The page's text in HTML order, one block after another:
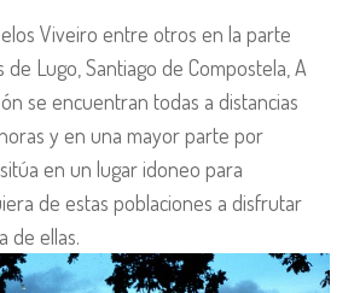
Viveiro entre otros en la parte
de Lugo, Santiago de Compostela, A
se encuentran todas a distancias
y en una mayor parte por
en un lugar idoneo para
de estas poblaciones a disfrutar
de ellas.